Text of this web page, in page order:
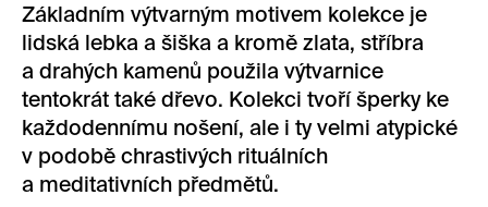
Základním výtvarným motivem kolekce je
lidská lebka a šiška a kromě zlata, stříbra
a drahých kamenů použila výtvarnice
tentokrát také dřevo. Kolekci tvoří šperky ke
každodennímu nošení, ale i ty velmi atypické
v podobě chrastivých rituálních
a meditativních předmětů.